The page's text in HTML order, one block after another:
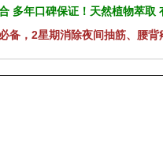
多年口碑保证！天然植物萃取
备，2星期消除夜间抽筋、腰